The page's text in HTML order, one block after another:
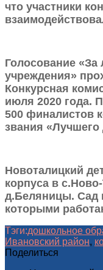
что участники
Голосование
учреждения»
Конкурсная
июля 2020 года.
500 финалистов
звания «Лучшего
Новоталицкий
корпуса в
д.Беляницы. Сад
которыми
Тэги:дошкольное
Ивановский район,
Поделиться